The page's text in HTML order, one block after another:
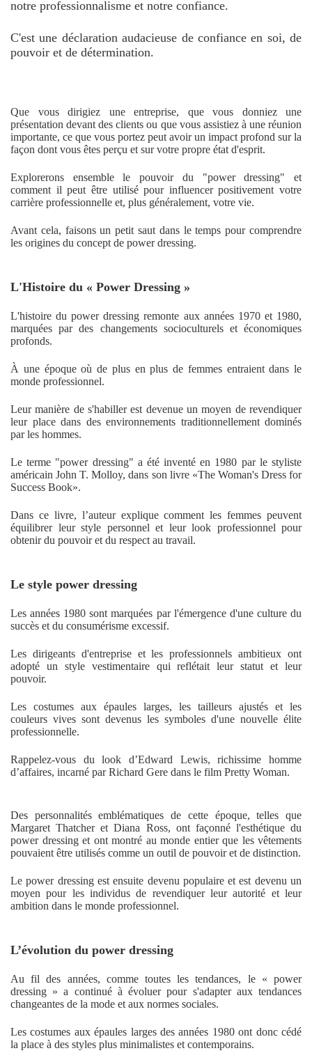
notre professionnalisme et notre confiance.
C'est une déclaration audacieuse de confiance en soi, de
pouvoir et de détermination.
Que vous dirigiez une entreprise, que vous donniez une
présentation devant des clients ou que vous assistiez à une réunion
importante, ce que vous portez peut avoir un impact profond sur la
façon dont vous êtes perçu et sur votre propre état d'esprit.
Explorerons ensemble le pouvoir du "power dressing" et
comment il peut être utilisé pour influencer positivement votre
carrière professionnelle et, plus généralement, votre vie.
Avant cela, faisons un petit saut dans le temps pour comprendre
les origines du concept de power dressing.
L'Histoire du « Power Dressing »
L'histoire du power dressing remonte aux années 1970 et 1980,
marquées par des changements socioculturels et économiques
profonds.
À une époque où de plus en plus de femmes entraient dans le
monde professionnel.
Leur manière de s'habiller est devenue un moyen de revendiquer
leur place dans des environnements traditionnellement dominés
par les hommes.
Le terme "power dressing" a été inventé en 1980 par le styliste
américain John T. Molloy, dans son livre «The Woman's Dress for
Success Book».
Dans ce livre, l’auteur explique comment les femmes peuvent
équilibrer leur style personnel et leur look professionnel pour
obtenir du pouvoir et du respect au travail.
Le style power dressing
Les années 1980 sont marquées par l'émergence d'une culture du
succès et du consumérisme excessif.
Les dirigeants d'entreprise et les professionnels ambitieux ont
adopté un style vestimentaire qui reflétait leur statut et leur
pouvoir.
Les costumes aux épaules larges, les tailleurs ajustés et les
couleurs vives sont devenus les symboles d'une nouvelle élite
professionnelle.
Rappelez-vous du look d’Edward Lewis, richissime homme
d’affaires, incarné par Richard Gere dans le film Pretty Woman.
Des personnalités emblématiques de cette époque, telles que
Margaret Thatcher et Diana Ross, ont façonné l'esthétique du
power dressing et ont montré au monde entier que les vêtements
pouvaient être utilisés comme un outil de pouvoir et de distinction.
Le power dressing est ensuite devenu populaire et est devenu un
moyen pour les individus de revendiquer leur autorité et leur
ambition dans le monde professionnel.
L’évolution du power dressing
Au fil des années, comme toutes les tendances, le « power
dressing » a continué à évoluer pour s'adapter aux tendances
changeantes de la mode et aux normes sociales.
Les costumes aux épaules larges des années 1980 ont donc cédé
la place à des styles plus minimalistes et contemporains.